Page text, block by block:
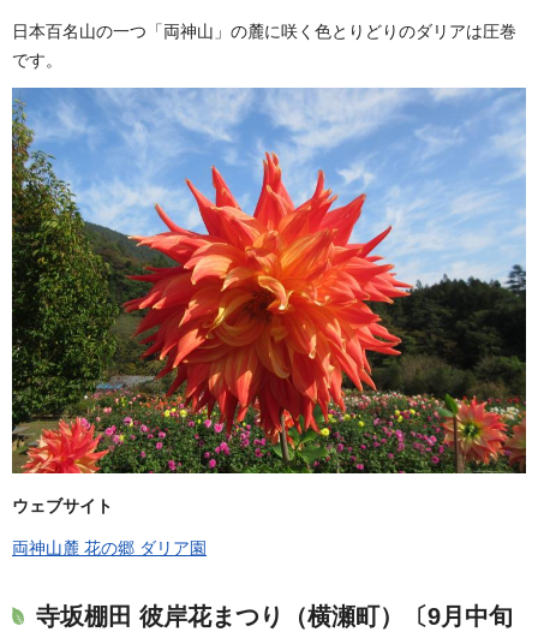
日本百名山の一つ「両神山」の麓に咲く色とりどりのダリアは圧巻
です。
ウェブサイト
両神山麓 花の郷 ダリア園
寺坂棚田 彼岸花まつり（横瀬町）〔9月中旬